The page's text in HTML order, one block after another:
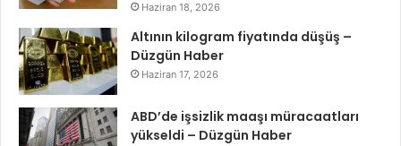
Haziran 18, 2026
Altının kilogram fiyatında düşüş –
Düzgün Haber
Haziran 17, 2026
ABD’de işsizlik maaşı müracaatları
yükseldi – Düzgün Haber